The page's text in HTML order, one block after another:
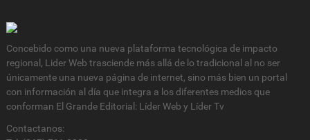
Concebido como una nueva plataforma tecnológica de impacto
regional, Lider Web trasciende más allá de lo tradicional al no ser
únicamente una nueva página de internet, sino más bien un portal
con información al día que integra a los diferentes medios que
conforman El Grande Editorial: Líder Web y Líder Tv
Contactanos: